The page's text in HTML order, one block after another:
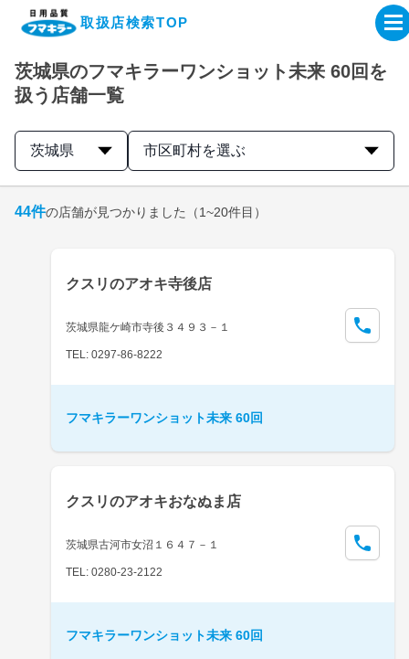
取扱店検索TOP
企業・IR情報サイト
製品情報サイト
取扱店検索はこちら
茨城県のフマキラーワンショット未来 60回を
扱う店舗一覧
茨城県 市区町村を選ぶ
44件の店舗が見つかりました （1~20件目）
クスリのアオキ寺後店
茨城県龍ケ崎市寺後３４９３－１
TEL: 0297-86-8222
フマキラーワンショット未来 60回
クスリのアオキおなぬま店
茨城県古河市女沼１６４７－１
TEL: 0280-23-2122
フマキラーワンショット未来 60回